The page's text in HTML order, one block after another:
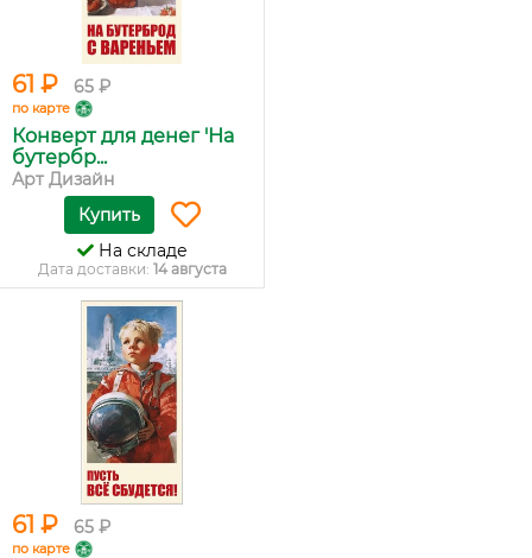
61 ₽ 65 ₽
по карте
Конверт для денег 'На
бутербр...
Арт Дизайн
Купить
На складе
Дата доставки: 14 августа
61 ₽ 65 ₽
по карте